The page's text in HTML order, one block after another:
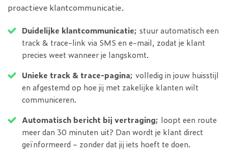
proactieve klantcommunicatie.
Duidelijke klantcommunicatie; stuur automatisch een
track & trace-link via SMS en e-mail, zodat je klant
precies weet wanneer je langskomt.
Unieke track & trace-pagina; volledig in jouw huisstijl
en afgestemd op hoe jij met zakelijke klanten wilt
communiceren.
Automatisch bericht bij vertraging; loopt een route
meer dan 30 minuten uit? Dan wordt je klant direct
geïnformeerd – zonder dat jij iets hoeft te doen.